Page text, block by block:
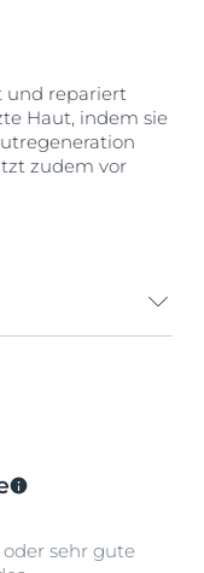
und repariert
Haut, indem sie
zudem vor
Formel
die
sehr gute